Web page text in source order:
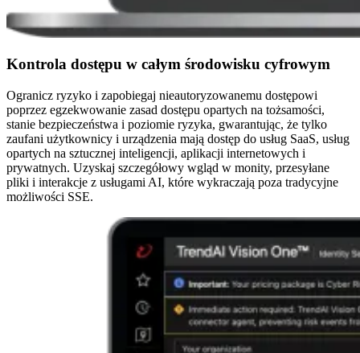
Kontrola dostępu w całym środowisku cyfrowym
Ogranicz ryzyko i zapobiegaj nieautoryzowanemu dostępowi
poprzez egzekwowanie zasad dostępu opartych na tożsamości,
stanie bezpieczeństwa i poziomie ryzyka, gwarantując, że tylko
zaufani użytkownicy i urządzenia mają dostęp do usług SaaS, usług
opartych na sztucznej inteligencji, aplikacji internetowych i
prywatnych. Uzyskaj szczegółowy wgląd w monity, przesyłane
pliki i interakcje z usługami AI, które wykraczają poza tradycyjne
możliwości SSE.